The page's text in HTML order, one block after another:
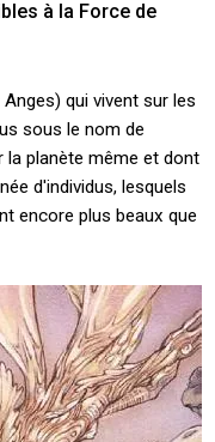
à la Force de
Anges) qui vivent sur les
sous le nom de
la planète même et dont
d'individus, lesquels
encore plus beaux que